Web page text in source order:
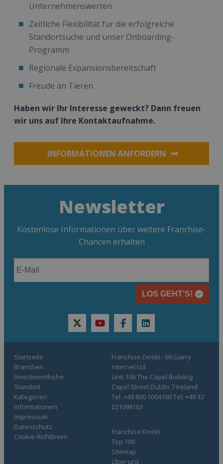
Unternehmenswerten
Zeitliche Flexibilität für die erfolgreiche
Standortsuche und unser Onboarding-
Programm
Regionale Expansionsbereitschaft
Freude an Tieren
Haben wir Ihr Interesse geweckt? Dann freuen
wir uns auf Ihre Kontaktaufnahme.
INFORMATIONEN ANFORDERN
Newsletter
Kostenlose Informationen über weitere Franchise-
Chancen erhalten
LOS GEHT’S!
twitteryoutubefacebooklinkedin
Startseite
Branchen
Investmenthöhe
Standort
Kategorien
Informationen
Franchise Direkt
Top 100
Sitemap
Über uns
Impressum
Datenschutz
Cookie-Richtlinien
Franchise Direkt - McGarry
Internet Ltd
Unit 106 The Capel Building
Capel Street Dublin 7 Ireland
Tel: +49 800 1004100 Tel: +49 32
221098163